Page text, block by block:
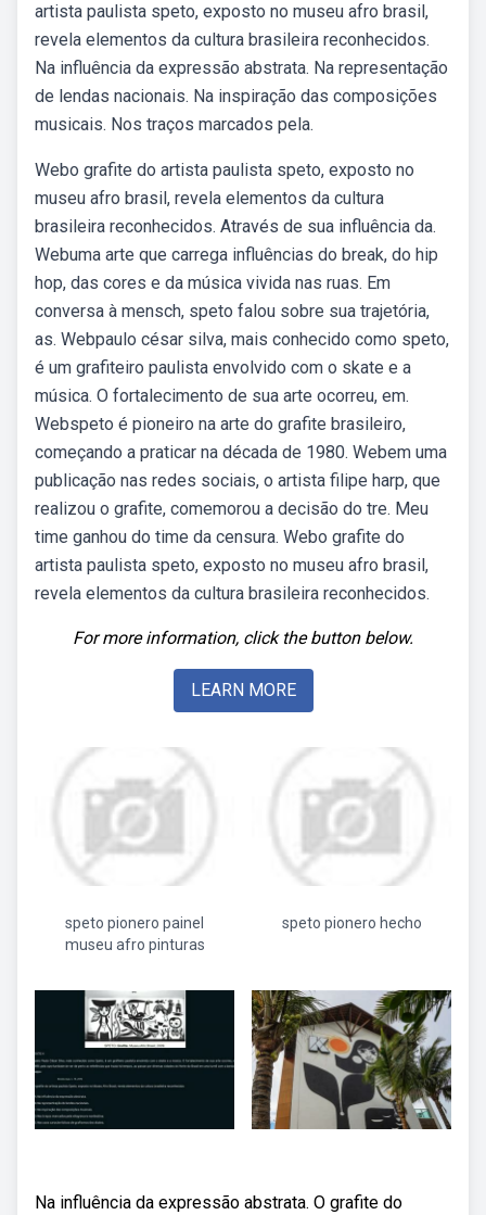
artista paulista speto, exposto no museu afro brasil,
revela elementos da cultura brasileira reconhecidos.
Na influência da expressão abstrata. Na representação
de lendas nacionais. Na inspiração das composições
musicais. Nos traços marcados pela.
Webo grafite do artista paulista speto, exposto no
museu afro brasil, revela elementos da cultura
brasileira reconhecidos. Através de sua influência da.
Webuma arte que carrega influências do break, do hip
hop, das cores e da música vivida nas ruas. Em
conversa à mensch, speto falou sobre sua trajetória,
as. Webpaulo césar silva, mais conhecido como speto,
é um grafiteiro paulista envolvido com o skate e a
música. O fortalecimento de sua arte ocorreu, em.
Webspeto é pioneiro na arte do grafite brasileiro,
começando a praticar na década de 1980. Webem uma
publicação nas redes sociais, o artista filipe harp, que
realizou o grafite, comemorou a decisão do tre. Meu
time ganhou do time da censura. Webo grafite do
artista paulista speto, exposto no museu afro brasil,
revela elementos da cultura brasileira reconhecidos.
For more information, click the button below.
LEARN MORE
speto pionero painel
museu afro pinturas
speto pionero hecho
Na influência da expressão abstrata. O grafite do